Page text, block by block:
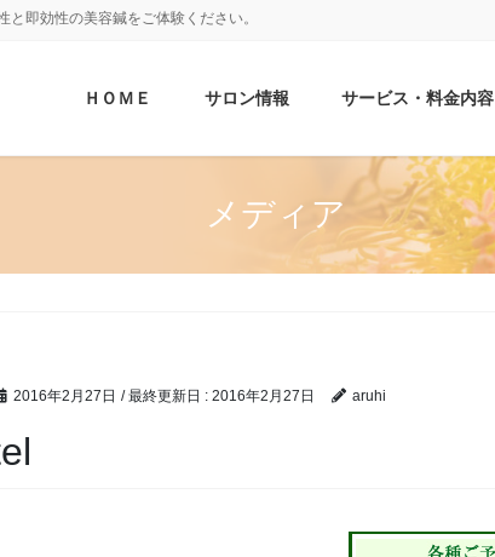
即効性の美容鍼をご体験ください。
ＨＯＭＥ サロン情報 サービス・料金内容
メディア
2016年2月27日 / 最終更新日 :2016年2月27日 aruhi